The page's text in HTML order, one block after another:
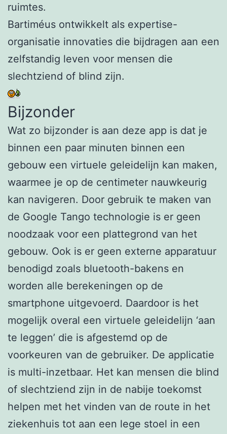
ruimtes.
Bartiméus ontwikkelt als expertise-
organisatie innovaties die bijdragen aan een
zelfstandig leven voor mensen die
slechtziend of blind zijn.
Bijzonder
Wat zo bijzonder is aan deze app is dat je
binnen een paar minuten binnen een
gebouw een virtuele geleidelijn kan maken,
waarmee je op de centimeter nauwkeurig
kan navigeren. Door gebruik te maken van
de Google Tango technologie is er geen
noodzaak voor een plattegrond van het
gebouw. Ook is er geen externe apparatuur
benodigd zoals bluetooth-bakens en
worden alle berekeningen op de
smartphone uitgevoerd. Daardoor is het
mogelijk overal een virtuele geleidelijn ‘aan
te leggen’ die is afgestemd op de
voorkeuren van de gebruiker. De applicatie
is multi-inzetbaar. Het kan mensen die blind
of slechtziend zijn in de nabije toekomst
helpen met het vinden van de route in het
ziekenhuis tot aan een lege stoel in een